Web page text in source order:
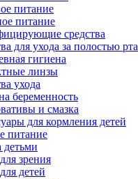
питание
питание
средства
для ухода за полостью рта
гигиена
линзы
ухода
беременность
и смазка
для кормления детей
питание
детьми
зрения
детей